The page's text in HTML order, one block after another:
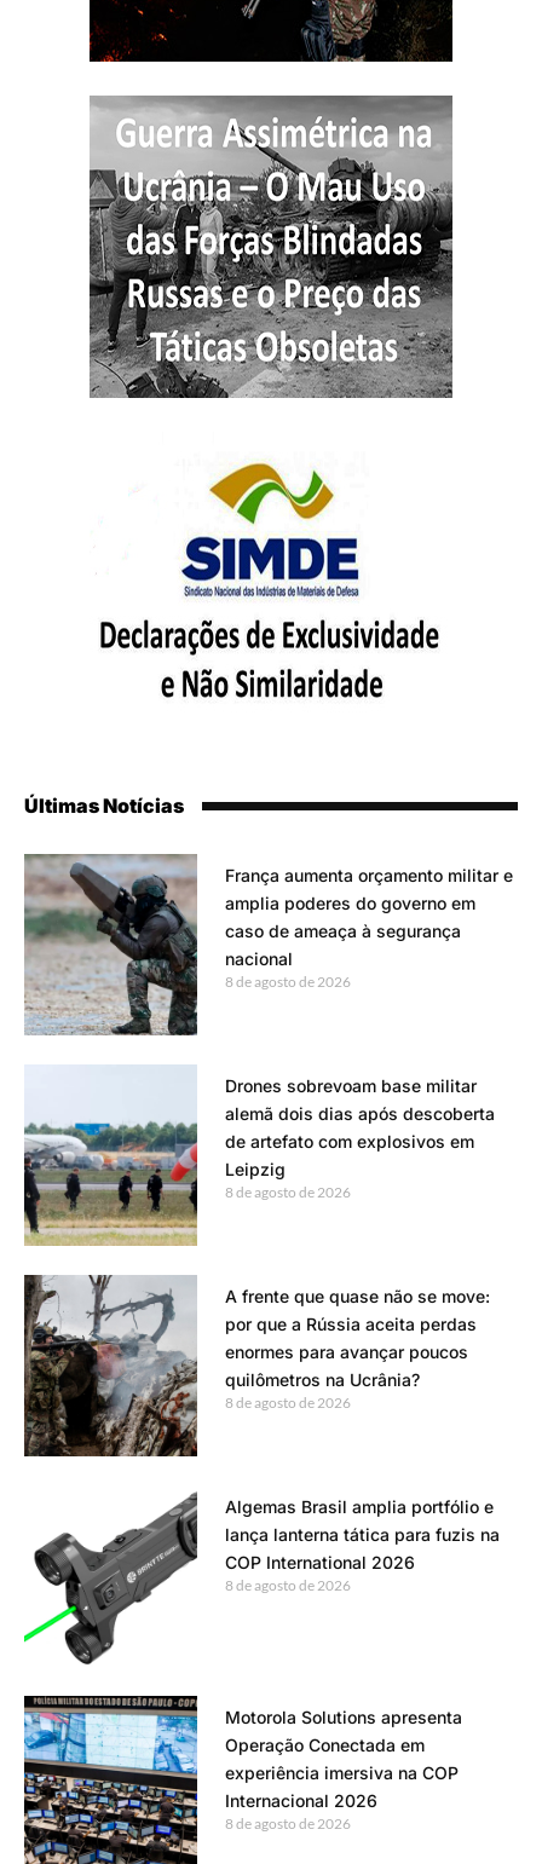
Últimas Notícias
França aumenta orçamento militar e
amplia poderes do governo em
caso de ameaça à segurança
nacional
8 de agosto de 2026
Drones sobrevoam base militar
alemã dois dias após descoberta
de artefato com explosivos em
Leipzig
8 de agosto de 2026
A frente que quase não se move:
por que a Rússia aceita perdas
enormes para avançar poucos
quilômetros na Ucrânia?
8 de agosto de 2026
Algemas Brasil amplia portfólio e
lança lanterna tática para fuzis na
COP International 2026
8 de agosto de 2026
Motorola Solutions apresenta
Operação Conectada em
experiência imersiva na COP
Internacional 2026
8 de agosto de 2026